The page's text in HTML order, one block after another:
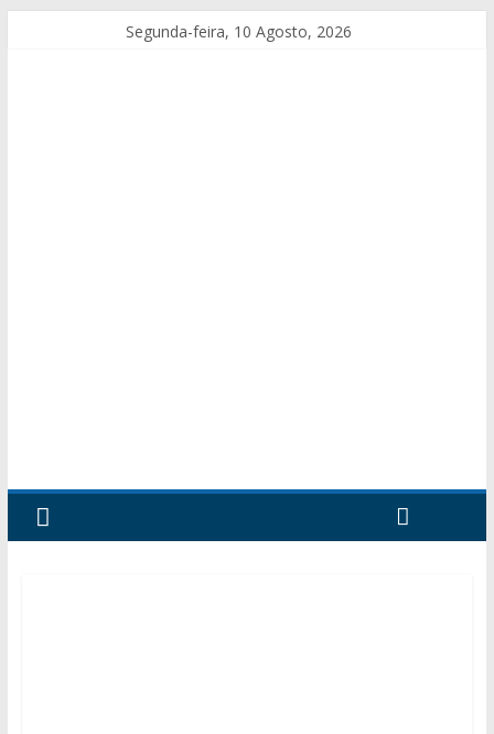
Segunda-feira, 10 Agosto, 2026